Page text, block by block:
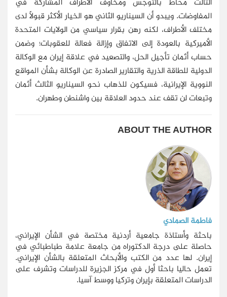
الثالث محاط بالتوجس ومخاوف الأطراف المشاركة في
المفاوضات. ويبدو أن السيناريو الثاني هو الخيار الأكثر قبولًا لدى
مختلف الأطراف، لكنه رهن بقرار سياسي من الولايات المتحدة
الأميركية بالعودة إلى الاتفاق وإزالة فعالة للعقوبات؛ وضمن
حساب أثمان تأجيل الحل، والتصعيد في علاقة إيران مع الوكالة
الدولية للطاقة الذرية والتقارير الصادرة عن الوكالة بشأن المواقع
النووية الإيرانية، فسيكون للذهاب نحو السيناريو الثالث أثمان
وتبعات لن تقف عند حدود العلاقة بين واشنطن وطهران.
ABOUT THE AUTHOR
فاطمة الصمادي
باحثة وأستاذة جامعية أردنية مختصة في الشأن الإيراني،
حاصلة على درجة الدكتوراه من جامعة علامة طباطبائي في
إيران. لها عدد من الكتب والأبحاث المتعلقة بالشأن الإيراني.
تعمل حاليا باحثا أول في مركز الجزيرة للدراسات وتشرف على
الدراسات المتعلقة بإيران وتركيا ووسط آسيا.